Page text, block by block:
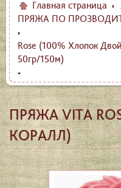
Главная страница
ПРЯЖА ПО
Rose (100% Хлопок
50гр/150м)
ПРЯЖА VITA
КОРАЛЛ)